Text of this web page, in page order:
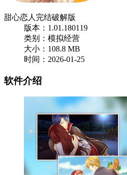
甜心恋人完结破解版
版本：1.01.180119
类别：模拟经营
大小：108.8 MB
时间：2026-01-25
软件介绍